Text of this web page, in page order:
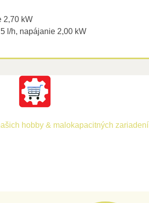
2,70 kW
l/h, napájanie 2,00 kW
hobby & malokapacitných zariadení